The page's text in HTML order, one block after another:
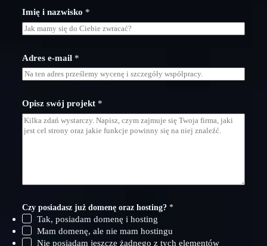
Imię i nazwisko *
t
r
o
a
j
u
ż
a
n
i
a
Adres e-mail *
Opisz swój projekt *
Czy posiadasz już domenę oraz hosting? *
Tak, posiadam domenę i hosting
Mam domenę, ale nie mam hostingu
Nie posiadam jeszcze żadnego z tych elementów